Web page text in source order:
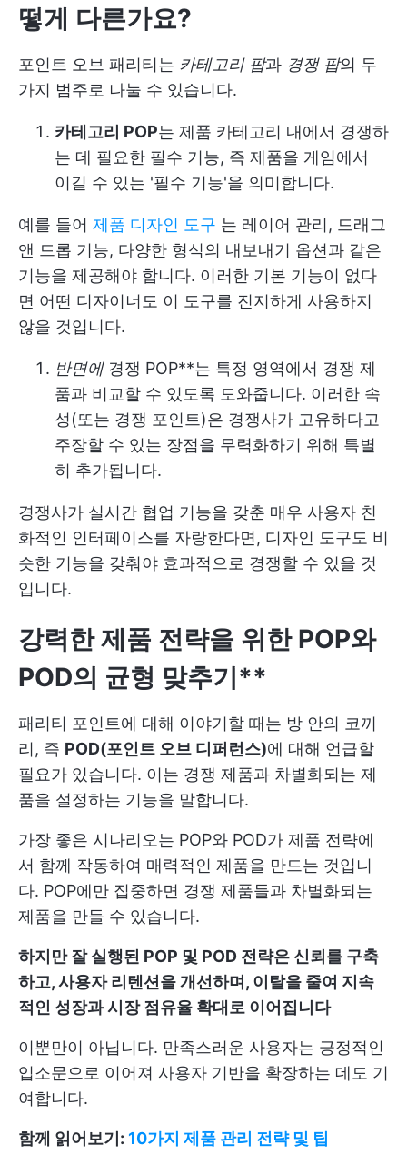
떻게 다른가요?
포인트 오브 패리티는 카테고리 팝과 경쟁 팝의 두
가지 범주로 나눌 수 있습니다.
카테고리 POP는 제품 카테고리 내에서 경쟁하
는 데 필요한 필수 기능, 즉 제품을 게임에서
이길 수 있는 '필수 기능'을 의미합니다.
예를 들어 제품 디자인 도구 는 레이어 관리, 드래그
앤 드롭 기능, 다양한 형식의 내보내기 옵션과 같은
기능을 제공해야 합니다. 이러한 기본 기능이 없다
면 어떤 디자이너도 이 도구를 진지하게 사용하지
않을 것입니다.
반면에 경쟁 POP**는 특정 영역에서 경쟁 제
품과 비교할 수 있도록 도와줍니다. 이러한 속
성(또는 경쟁 포인트)은 경쟁사가 고유하다고
주장할 수 있는 장점을 무력화하기 위해 특별
히 추가됩니다.
경쟁사가 실시간 협업 기능을 갖춘 매우 사용자 친
화적인 인터페이스를 자랑한다면, 디자인 도구도 비
슷한 기능을 갖춰야 효과적으로 경쟁할 수 있을 것
입니다.
강력한 제품 전략을 위한 POP와
POD의 균형 맞추기**
패리티 포인트에 대해 이야기할 때는 방 안의 코끼
리, 즉 POD(포인트 오브 디퍼런스)에 대해 언급할
필요가 있습니다. 이는 경쟁 제품과 차별화되는 제
품을 설정하는 기능을 말합니다.
가장 좋은 시나리오는 POP와 POD가 제품 전략에
서 함께 작동하여 매력적인 제품을 만드는 것입니
다. POP에만 집중하면 경쟁 제품들과 차별화되는
제품을 만들 수 있습니다.
하지만 잘 실행된 POP 및 POD 전략은 신뢰를 구축
하고, 사용자 리텐션을 개선하며, 이탈을 줄여 지속
적인 성장과 시장 점유율 확대로 이어집니다
이뿐만이 아닙니다. 만족스러운 사용자는 긍정적인
입소문으로 이어져 사용자 기반을 확장하는 데도 기
여합니다.
함께 읽어보기: 10가지 제품 관리 전략 및 팁